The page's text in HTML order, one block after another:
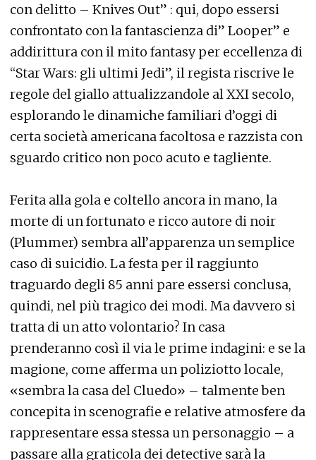
con delitto – Knives Out” : qui, dopo essersi
confrontato con la fantascienza di” Looper” e
addirittura con il mito fantasy per eccellenza di
“Star Wars: gli ultimi Jedi”, il regista riscrive le
regole del giallo attualizzandole al XXI secolo,
esplorando le dinamiche familiari d’oggi di
certa società americana facoltosa e razzista con
sguardo critico non poco acuto e tagliente.
Ferita alla gola e coltello ancora in mano, la
morte di un fortunato e ricco autore di noir
(Plummer) sembra all’apparenza un semplice
caso di suicidio. La festa per il raggiunto
traguardo degli 85 anni pare essersi conclusa,
quindi, nel più tragico dei modi. Ma davvero si
tratta di un atto volontario? In casa
prenderanno così il via le prime indagini: e se la
magione, come afferma un poliziotto locale,
«sembra la casa del Cluedo» – talmente ben
concepita in scenografie e relative atmosfere da
rappresentare essa stessa un personaggio – a
passare alla graticola dei detective sarà la